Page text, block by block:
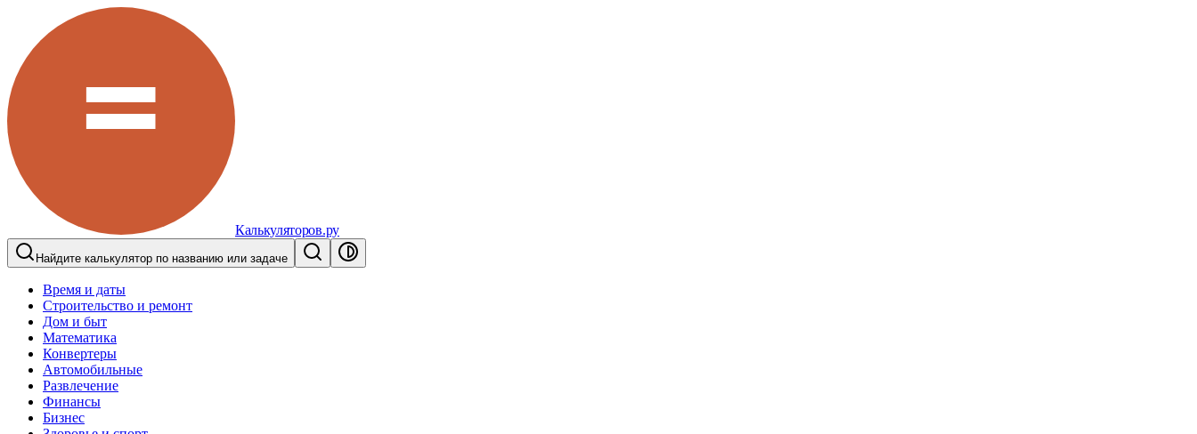
Калькуляторов.ру
Найдите калькулятор по названию или задаче
Время и даты
Строительство и ремонт
Дом и быт
Математика
Конвертеры
Автомобильные
Развлечение
Финансы
Бизнес